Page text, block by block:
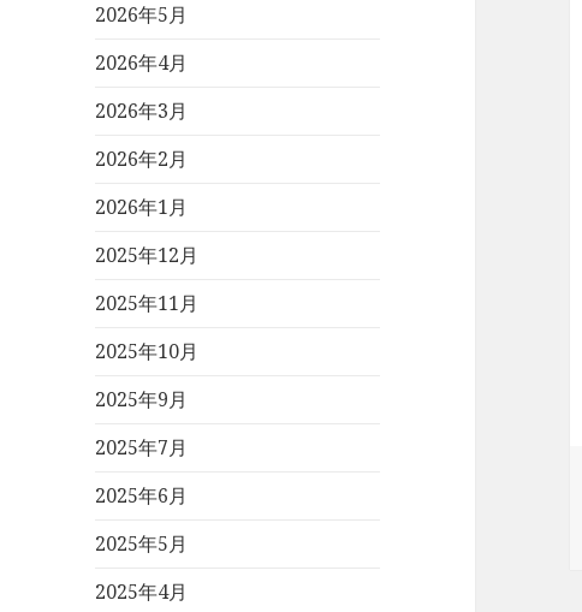
2026年5月
2026年4月
2026年3月
2026年2月
2026年1月
2025年12月
2025年11月
2025年10月
2025年9月
2025年7月
2025年6月
2025年5月
2025年4月